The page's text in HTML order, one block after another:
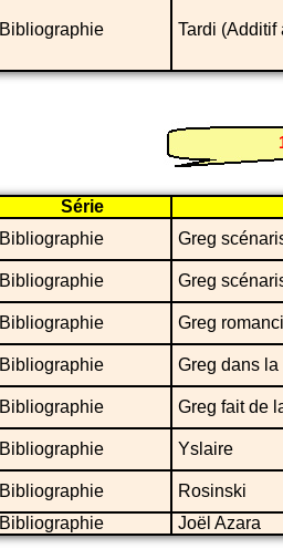
Bibliographie Tardi (Additif
Série
Bibliographie Greg
Bibliographie Greg
Bibliographie Greg
Bibliographie Greg dans la
Bibliographie Greg fait de
Bibliographie Yslaire
Bibliographie Rosinski
Bibliographie Joël Azara